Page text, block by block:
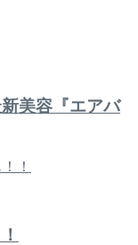
美容『エアバ